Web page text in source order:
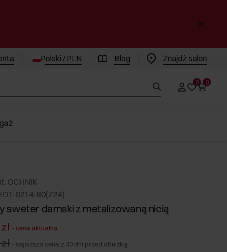
Polski / PLN Blog Znajdż salon
0 0
OCHNIK
0214-80(Z24)
sweter damski z metalizowaną nicią
- cena aktualna
- najniższa cena z 30 dni przed obniżką